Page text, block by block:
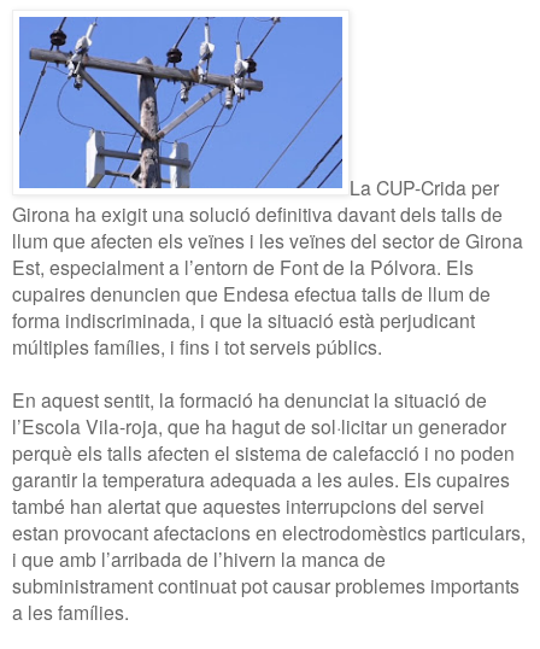
La CUP-Crida per
Girona ha exigit una solució definitiva davant dels talls de
llum que afecten els veïnes i les veïnes del sector de Girona
Est, especialment a l’entorn de Font de la Pólvora. Els
cupaires denuncien que Endesa efectua talls de llum de
forma indiscriminada, i que la situació està perjudicant
múltiples famílies, i fins i tot serveis públics.
En aquest sentit, la formació ha denunciat la situació de
l’Escola Vila-roja, que ha hagut de sol·licitar un generador
perquè els talls afecten el sistema de calefacció i no poden
garantir la temperatura adequada a les aules. Els cupaires
també han alertat que aquestes interrupcions del servei
estan provocant afectacions en electrodomèstics particulars,
i que amb l’arribada de l’hivern la manca de
subministrament continuat pot causar problemes importants
a les famílies.